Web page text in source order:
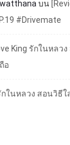
บน
#Drivemate
King รักในหล
อ
รักในหลวง สอนวิธี